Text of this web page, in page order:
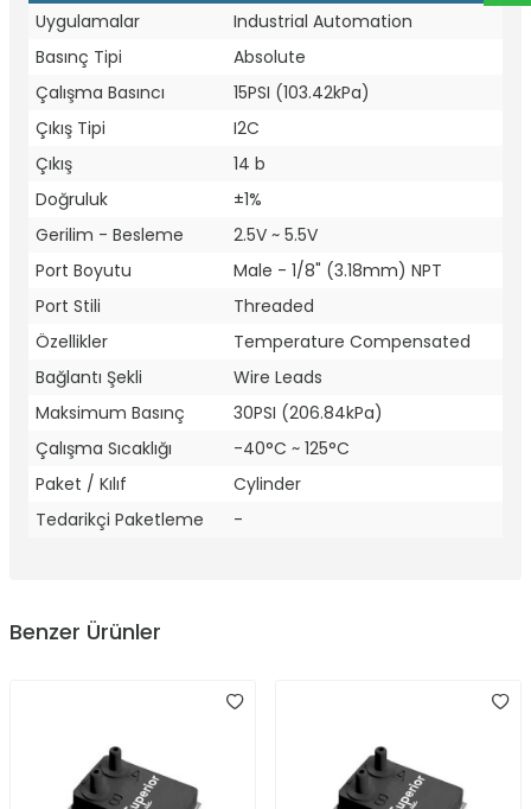
Uygulamalar
Industrial Automation
Basınç Tipi
Absolute
Çalışma Basıncı
15PSI (103.42kPa)
Çıkış Tipi
I2C
Çıkış
14 b
Doğruluk
±1%
Gerilim - Besleme
2.5V ~ 5.5V
Port Boyutu
Male - 1/8" (3.18mm) NPT
Port Stili
Threaded
Özellikler
Temperature Compensated
Bağlantı Şekli
Wire Leads
Maksimum Basınç
30PSI (206.84kPa)
Çalışma Sıcaklığı
-40°C ~ 125°C
Paket / Kılıf
Cylinder
Tedarikçi Paketleme
-
Benzer Ürünler